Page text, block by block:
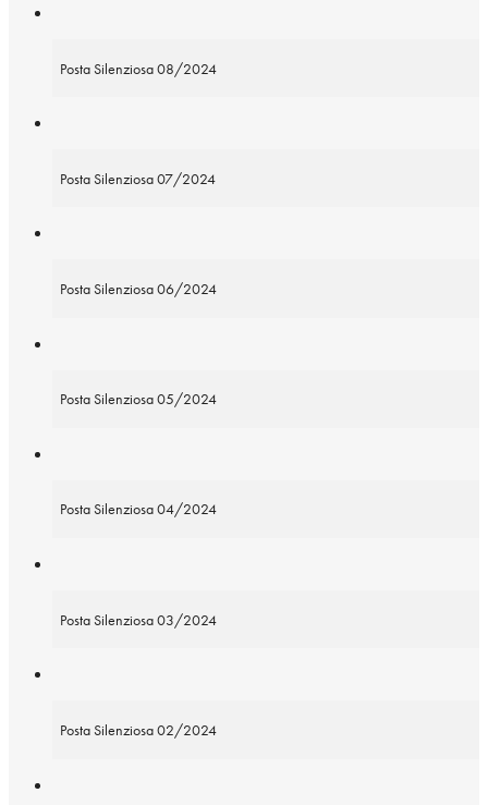
Posta Silenziosa 08/2024
Posta Silenziosa 07/2024
Posta Silenziosa 06/2024
Posta Silenziosa 05/2024
Posta Silenziosa 04/2024
Posta Silenziosa 03/2024
Posta Silenziosa 02/2024